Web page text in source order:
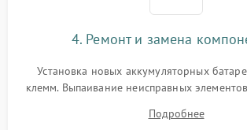
4. Ремонт и замена
Установка новых аккумуляторных
клемм. Выпаивание неисправных
цепи зарядки и монтаж новых
Восстановление поврежденных
Подробнее